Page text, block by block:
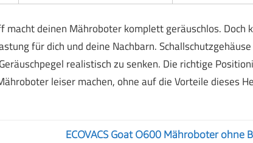
macht deinen Mähroboter komplett geräuschlos. Doch
für dich und deine Nachbarn.
realistisch zu senken. Die richtige
leiser machen, ohne auf die Vorteile dieses
ECOVACS Goat O600 Mähroboter ohne